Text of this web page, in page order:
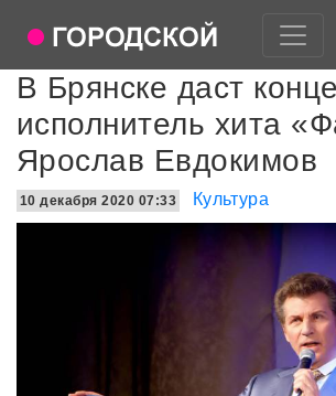
В Брянске даст
исполнитель хита
Ярослав Евдокимов
10 декабря 2020 07:33 Культура